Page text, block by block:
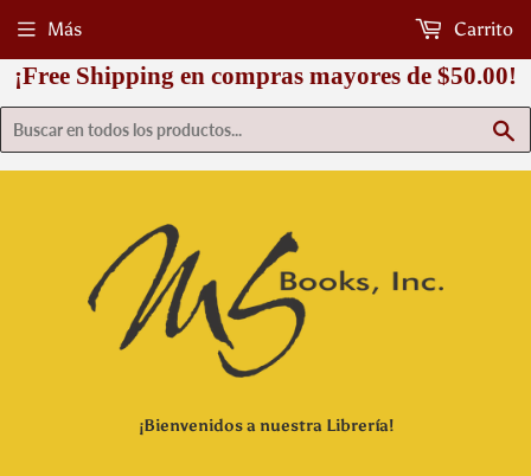
¡Free Shipping en compras mayores de $50.00!
¡Bienvenidos a nuestra Librería!
Más Carrito